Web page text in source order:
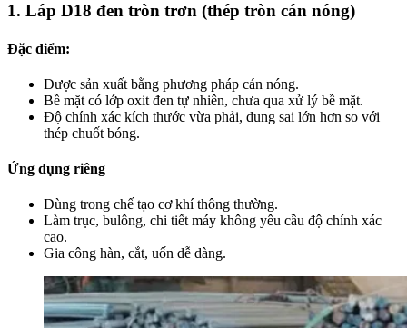
1. Láp D18 đen tròn trơn (thép tròn cán nóng)
Đặc điểm:
Được sản xuất bằng phương pháp cán nóng.
Bề mặt có lớp oxit đen tự nhiên, chưa qua xử lý bề mặt.
Độ chính xác kích thước vừa phải, dung sai lớn hơn so với
thép chuốt bóng.
Ứng dụng riêng
Dùng trong chế tạo cơ khí thông thường.
Làm trục, bulông, chi tiết máy không yêu cầu độ chính xác
cao.
Gia công hàn, cắt, uốn dễ dàng.